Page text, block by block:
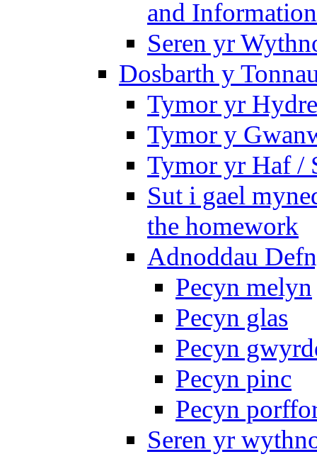
and Information
Seren yr
Dosbarth y
Tymor yr
Tymor y
Tymor yr Haf /
Sut i gael
the homework
Adnoddau
Pecyn melyn
Pecyn glas
Pecyn
Pecyn pinc
Pecyn
Seren yr